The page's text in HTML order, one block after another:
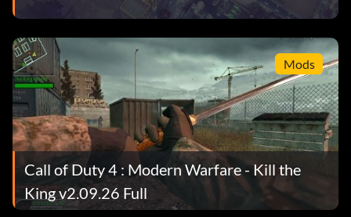
Mods
Call of Duty 4 : Modern Warfare - Kill the
King v2.09.26 Full